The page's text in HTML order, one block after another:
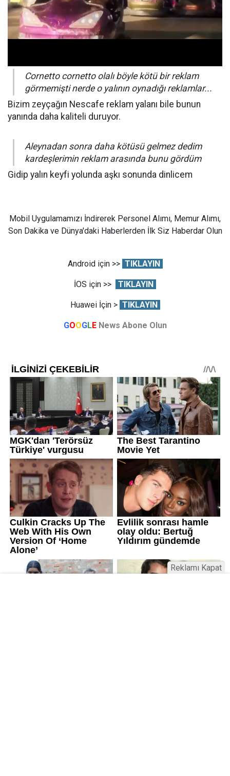
Cornetto cornetto olalı böyle kötü bir reklam
görmemişti nerde o yalının oynadığı reklamlar...
Bizim zeyçağın Nescafe reklam yalanı bile bunun
yanında daha kaliteli duruyor.
Aleynadan sonra daha kötüsü gelmez dedim
kardeşlerimin reklam arasında bunu gördüm
Gidip yalın keyfi yolunda aşkı sonunda dinlicem
Mobil Uygulamamızı İndirerek Personel Alımı, Memur Alımı,
Son Dakika ve Dünya'daki Haberlerden İlk Siz Haberdar Olun
Android için >> TIKLAYIN
İOS için >> TIKLAYIN
Huawei İçin > TIKLAYIN
GOOGLE News Abone Olun
Reklamı Kapat